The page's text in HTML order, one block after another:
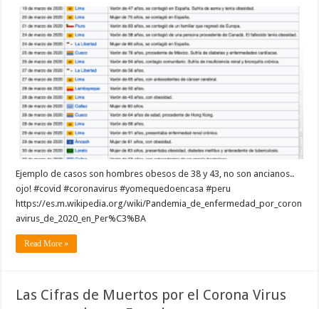
Ejemplo de casos son hombres obesos de 38 y 43, no son ancianos..
ojo! #covid #coronavirus #yomequedoencasa #peru
https://es.m.wikipedia.org/wiki/Pandemia_de_enfermedad_por_coron
avirus_de_2020_en_Per%C3%BA
Read More »
Las Cifras de Muertos por el Corona Virus